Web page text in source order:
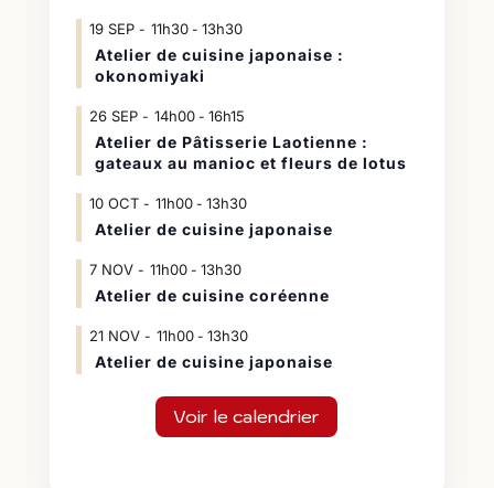
19 SEP 11h30- 13h30
Atelier de cuisine japonaise :
okonomiyaki
26 SEP 14h00- 16h15
Atelier de Pâtisserie Laotienne :
gateaux au manioc et fleurs de lotus
10 OCT 11h00- 13h30
Atelier de cuisine japonaise
7 NOV 11h00- 13h30
Atelier de cuisine coréenne
21 NOV 11h00- 13h30
Atelier de cuisine japonaise
Voir le calendrier